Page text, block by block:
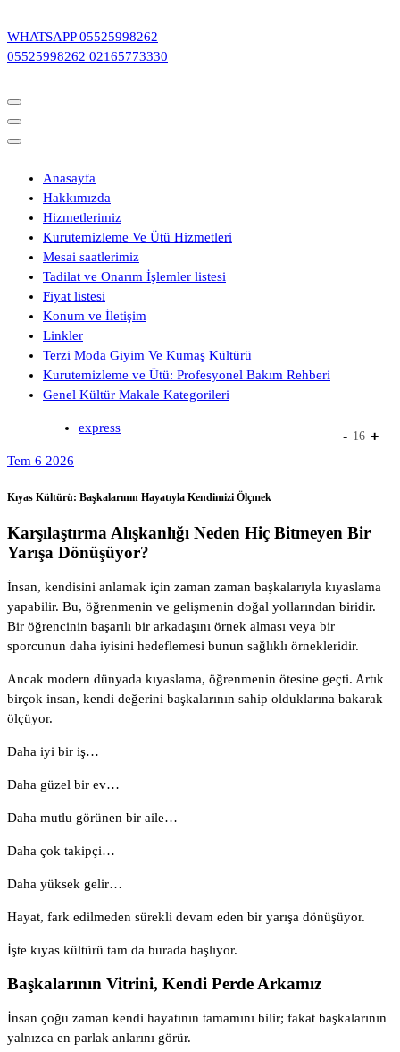
geç
WHATSAPP 05525998262
05525998262 02165773330
Anasayfa
Hakkımızda
Hizmetlerimiz
Kurutemizleme Ve Ütü Hizmetleri
Mesai saatlerimiz
Tadilat ve Onarım İşlemler listesi
Fiyat listesi
Konum ve İletişim
Linkler
Terzi Moda Giyim Ve Kumaş Kültürü
Kurutemizleme ve Ütü: Profesyonel Bakım Rehberi
Genel Kültür Makale Kategorileri
express
Tem 6 2026
Kıyas Kültürü: Başkalarının Hayatıyla Kendimizi Ölçmek
Karşılaştırma Alışkanlığı Neden Hiç Bitmeyen Bir
Yarışa Dönüşüyor?
İnsan, kendisini anlamak için zaman zaman başkalarıyla kıyaslama
yapabilir. Bu, öğrenmenin ve gelişmenin doğal yollarından biridir.
Bir öğrencinin başarılı bir arkadaşını örnek alması veya bir
sporcunun daha iyisini hedeflemesi bunun sağlıklı örnekleridir.
Ancak modern dünyada kıyaslama, öğrenmenin ötesine geçti. Artık
birçok insan, kendi değerini başkalarının sahip olduklarına bakarak
ölçüyor.
Daha iyi bir iş…
Daha güzel bir ev…
Daha mutlu görünen bir aile…
Daha çok takipçi…
Daha yüksek gelir…
Hayat, fark edilmeden sürekli devam eden bir yarışa dönüşüyor.
İşte kıyas kültürü tam da burada başlıyor.
Başkalarının Vitrini, Kendi Perde Arkamız
İnsan çoğu zaman kendi hayatının tamamını bilir; fakat başkalarının
yalnızca en parlak anlarını görür.
- 16 +